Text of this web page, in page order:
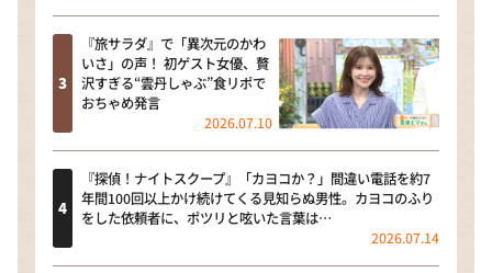
『旅サラダ』で「異次元のかわ
いさ」の声！ 初ゲスト女優、贅
沢すぎる“雲丹しゃぶ”食リポで
おちゃめ発言
2026.07.10
『探偵！ナイトスクープ』「カヨコか？」間違い電話を約7
年間100回以上かけ続けてくる見知らぬ男性。カヨコのふり
をした依頼者に、ポツリと呟いた言葉は…
2026.07.14